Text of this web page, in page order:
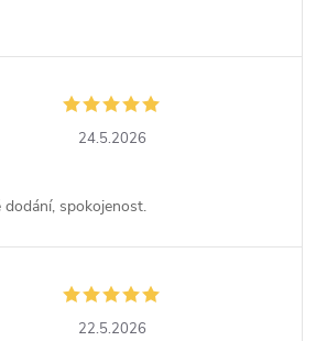
24.5.2026
dodání, spokojenost.
22.5.2026